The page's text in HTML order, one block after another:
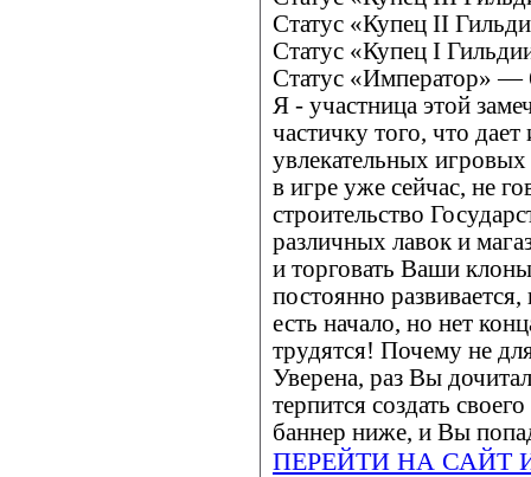
Статус «Купец II
Статус «Купец I
Статус «Император» —
Я - участница этой
частичку того, что
увлекательных
в игре уже сейчас, не
строительство
различных лавок и
и торговать Ваши
постоянно
есть начало, но нет
трудятся! Почему не
Уверена, раз Вы
терпится создать
баннер ниже, и Вы
ПЕРЕЙТИ НА САЙТ